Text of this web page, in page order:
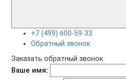
+7 (499) 600-59-33
Обратный звонок
Заказать обратный звонок
Ваше имя: